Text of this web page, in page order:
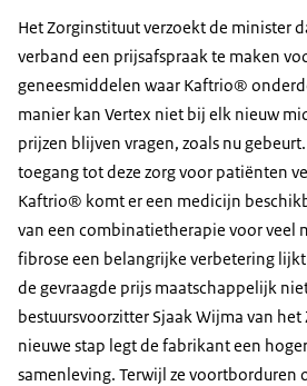
Het Zorginstituut verzoekt de minister
verband een prijsafspraak te maken
geneesmiddelen waar Kaftrio®
manier kan Vertex niet bij elk nieuw
prijzen blijven vragen, zoals nu
toegang tot deze zorg voor patiënten
Kaftrio® komt er een medicijn
van een combinatietherapie voor veel
fibrose een belangrijke verbetering
de gevraagde prijs maatschappelijk
bestuursvoorzitter Sjaak Wijma van
nieuwe stap legt de fabrikant een
samenleving. Terwijl ze voortborduren